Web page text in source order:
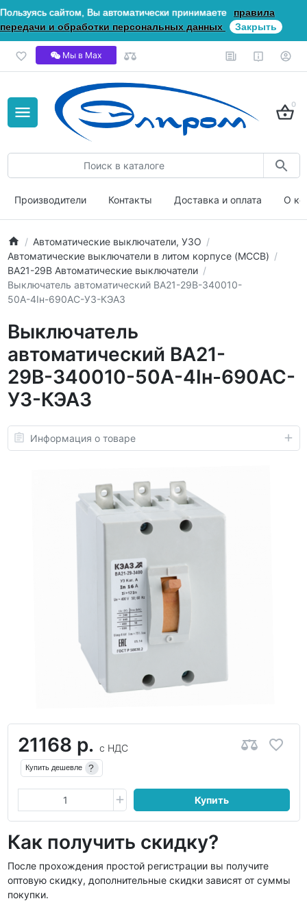
Пользуясь сайтом, Вы автоматически принимаете
правила
передачи и обработки персональных данных
Закрыть
Мы в Мах
0
Производители Контакты Доставка и оплата О
Автоматические выключатели, УЗО
Автоматические выключатели в литом корпусе (MCCB)
ВА21-29В Автоматические выключатели
Выключатель автоматический ВА21-29В-340010-
50А-4Iн-690AC-У3-КЭАЗ
Выключатель
автоматический ВА21-
29В-340010-50А-4Iн-690AC-
У3-КЭАЗ
Информация о товаре
21168 р. с НДС
Купить дешевле ?
Купить
Как получить скидку?
После прохождения простой регистрации вы получите
оптовую скидку, дополнительные скидки зависят от суммы
покупки.